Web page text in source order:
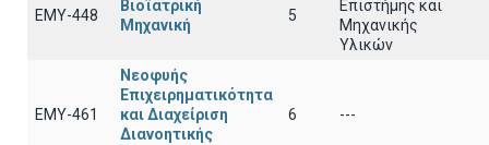
ΕΜΥ-448
Βιοϊατρική
Μηχανική
5
Επιστήμης και
Μηχανικής
Υλικών
ΕΜΥ-461
Νεοφυής
Επιχειρηματικότητα
και Διαχείριση
Διανοητικής
6 ---